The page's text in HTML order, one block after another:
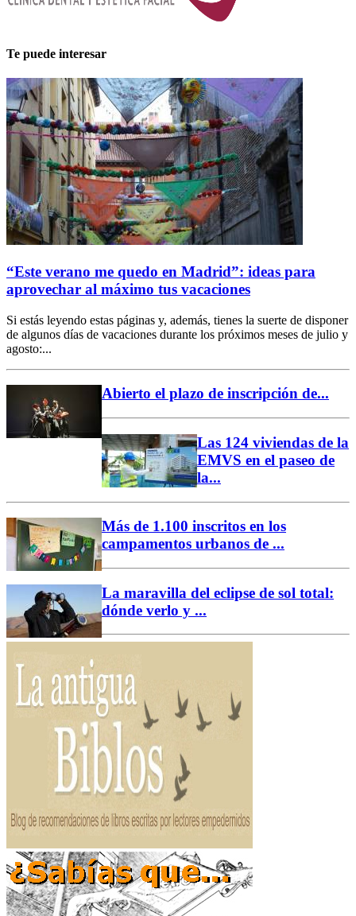
Te puede interesar
“Este verano me quedo en Madrid”: ideas para
aprovechar al máximo tus vacaciones
Si estás leyendo estas páginas y, además, tienes la suerte de disponer
de algunos días de vacaciones durante los próximos meses de julio y
agosto:...
Abierto el plazo de inscripción de...
Las 124 viviendas de la
EMVS en el paseo de
la...
Más de 1.100 inscritos en los
campamentos urbanos de ...
La maravilla del eclipse de sol total:
dónde verlo y ...